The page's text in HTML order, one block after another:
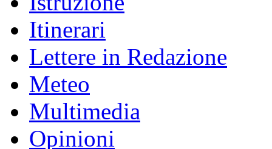
Itinerari
Lettere in Redazione
Meteo
Multimedia
Opinioni